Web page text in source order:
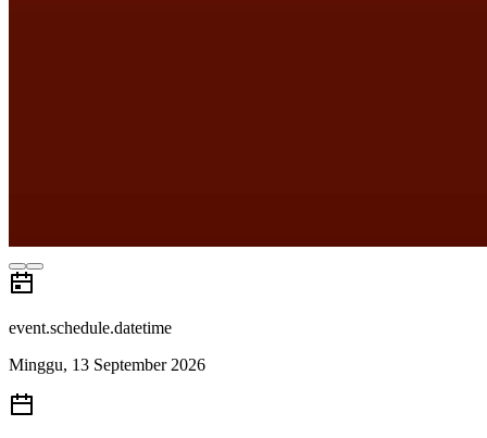
event.schedule.datetime
Minggu, 13 September 2026